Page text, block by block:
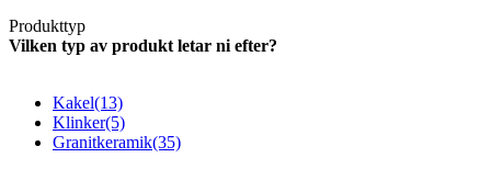
Produkttyp
Vilken typ av produkt letar ni efter?
Kakel(13)
Klinker(5)
Granitkeramik(35)